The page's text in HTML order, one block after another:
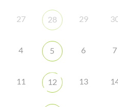
27 28 29
4 5 6 7
11 12 13